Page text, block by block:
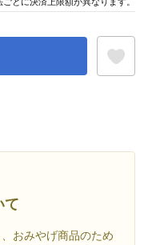
て
おみやげ商品のため
ごとに決済上限額が異なります。